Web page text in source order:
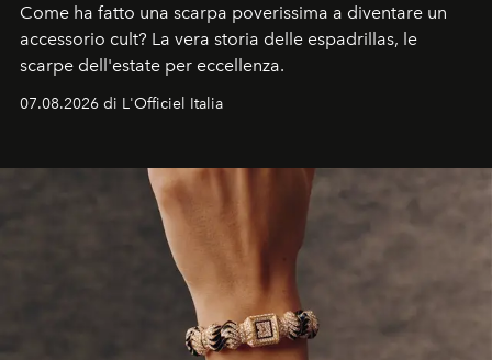
Come ha fatto una scarpa poverissima a diventare un
accessorio cult? La vera storia delle espadrillas, le
scarpe dell'estate per eccellenza.
07.08.2026 di L'Officiel Italia